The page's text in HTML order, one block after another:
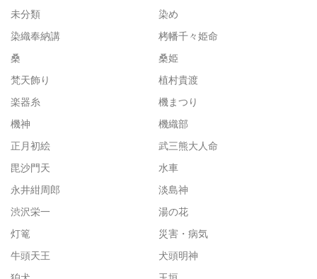
未分類
染め
染織奉納講
栲幡千々姫命
桑
桑姫
梵天飾り
植村貴渡
楽器糸
機まつり
機神
機織部
正月初絵
武三熊大人命
毘沙門天
水車
永井紺周郎
淡島神
渋沢栄一
湯の花
灯篭
災害・病気
牛頭天王
犬頭明神